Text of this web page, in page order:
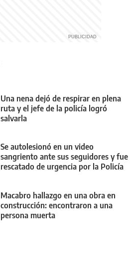
Una nena dejó de respirar en plena
ruta y el jefe de la policía logró
salvarla
Se autolesionó en un video
sangriento ante sus seguidores y fue
rescatado de urgencia por la Policía
Macabro hallazgo en una obra en
construcción: encontraron a una
persona muerta